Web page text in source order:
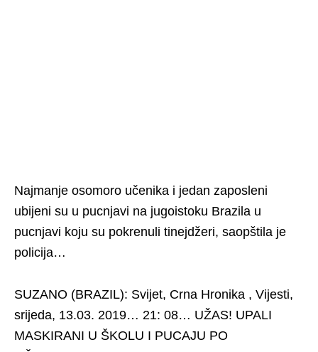
Najmanje osomoro učenika i jedan zaposleni
ubijeni su u pucnjavi na jugoistoku Brazila u
pucnjavi koju su pokrenuli tinejdžeri, saopštila je
policija…
SUZANO (BRAZIL): Svijet, Crna Hronika , Vijesti,
srijeda, 13.03. 2019… 21: 08… UŽAS! UPALI
MASKIRANI U ŠKOLU I PUCAJU PO